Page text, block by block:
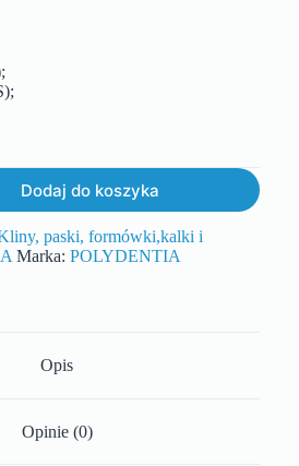
Dodaj do koszyka
paski, formówki,kalki i
Marka: POLYDENTIA
Opis
Opinie (0)